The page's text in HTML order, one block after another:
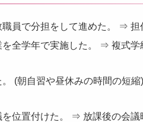
員で分担をして進めた。 ⇒
全学年で実施した。 ⇒ 複式
(朝自習や昼休みの時間の短
位置付けた。 ⇒ 放課後の会